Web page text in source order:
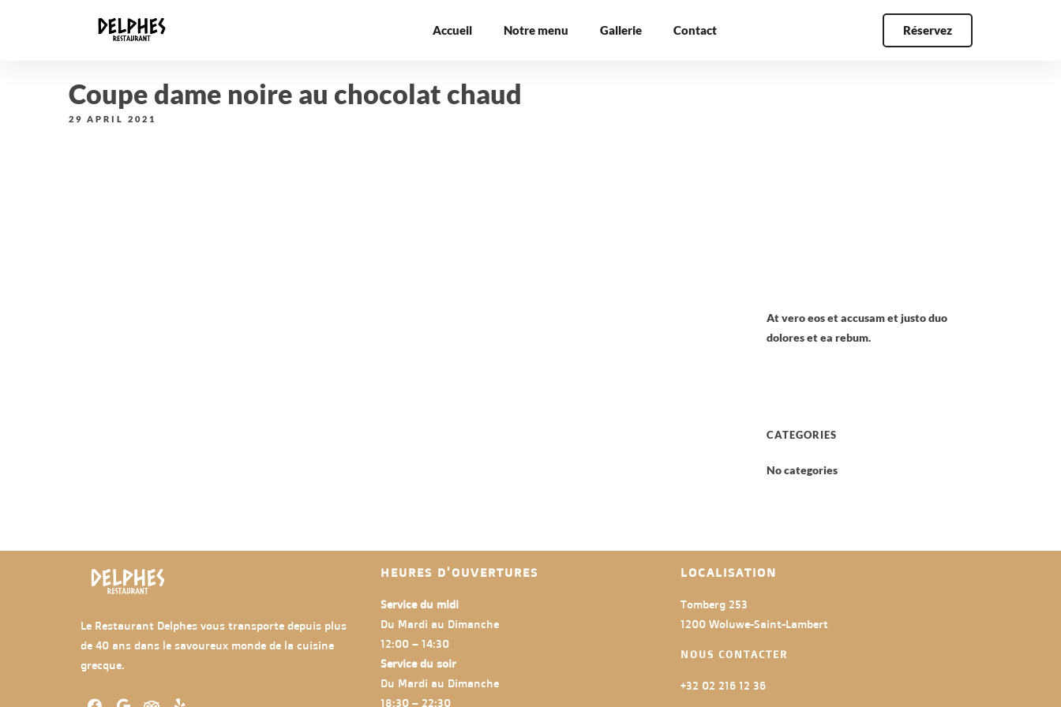
Accueil Notre menu Gallerie Contact Réservez
Coupe dame noire au chocolat chaud
29 APRIL 2021
At vero eos et accusam et justo duo
dolores et ea rebum.
CATEGORIES
No categories
Le Restaurant Delphes vous transporte depuis plus
de 40 ans dans le savoureux monde de la cuisine
grecque.
HEURES D'OUVERTURES
Service du midi
Du Mardi au Dimanche
12:00 – 14:30
Service du soir
Du Mardi au Dimanche
18:30 – 22:30
LOCALISATION
Tomberg 253
1200 Woluwe-Saint-Lambert
NOUS CONTACTER
+32 02 216 12 36